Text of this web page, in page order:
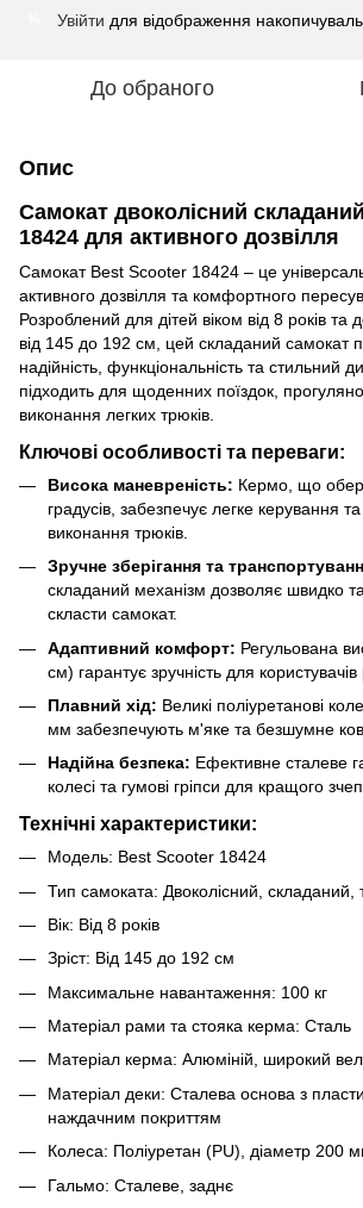
Увійти для відображення
До обраного
Опис
Самокат двоколісний
18424 для активного дозвілля
Самокат Best Scooter 18424 – це
активного дозвілля та комфортного
Розроблений для дітей віком від 8 років та
від 145 до 192 см, цей складаний самокат
надійність, функціональність та стильний
підходить для щоденних поїздок,
виконання легких трюків.
Ключові особливості та переваги:
Висока маневреність: Кермо, що
градусів, забезпечує легке керування
виконання трюків.
Зручне зберігання та
складаний механізм дозволяє швидко
скласти самокат.
Адаптивний комфорт: Регульована
см) гарантує зручність для користувачів
Плавний хід: Великі поліуретанові
мм забезпечують м'яке та безшумне
Надійна безпека: Ефективне сталеве
колесі та гумові гріпси для кращого
Технічні характеристики:
Модель: Best Scooter 18424
Тип самоката: Двоколісний, складаний,
Вік: Від 8 років
Зріст: Від 145 до 192 см
Максимальне навантаження: 100 кг
Матеріал рами та стояка керма: Сталь
Матеріал керма: Алюміній, широкий
Матеріал деки: Сталева основа з
наждачним покриттям
Колеса: Поліуретан (PU), діаметр 200
Гальмо: Сталеве, заднє